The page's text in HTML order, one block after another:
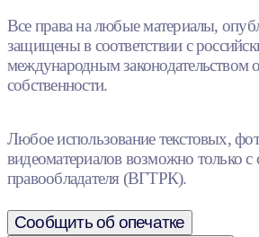
Все права на любые материалы,
защищены в соответствии с
международным законодательством
собственности.
Любое использование текстовых,
видеоматериалов возможно только с
правообладателя (ВГТРК).
Сообщить об опечатке